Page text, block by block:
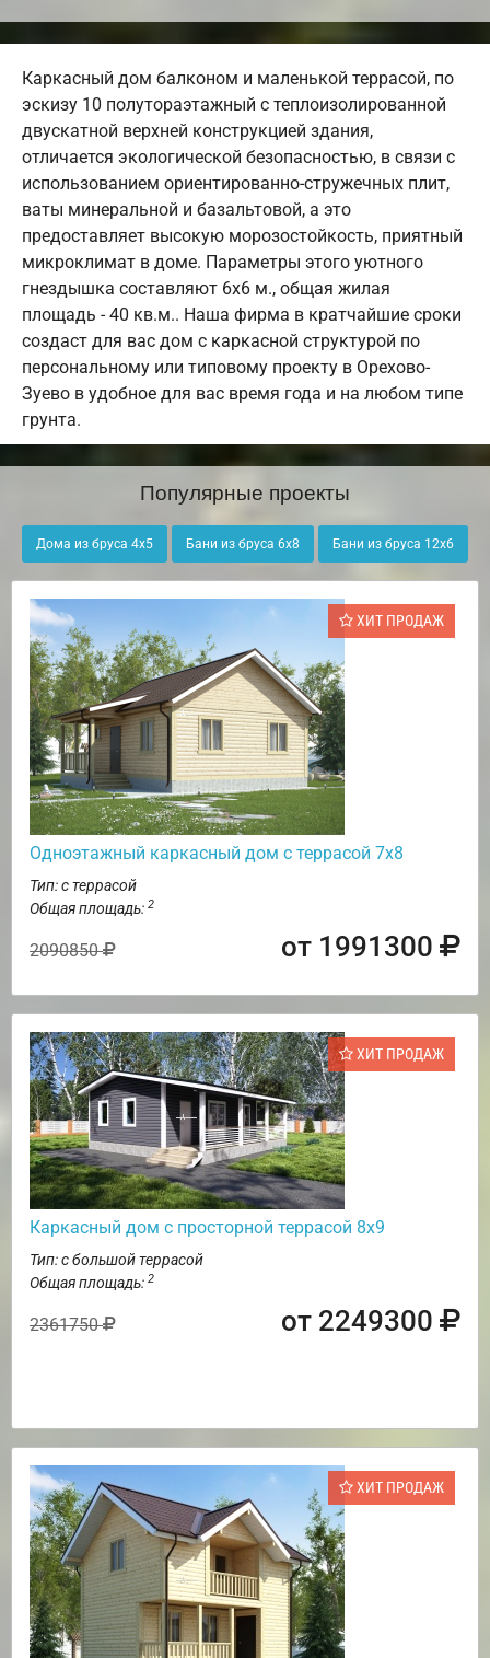
Каркасный дом балконом и маленькой террасой, по
эскизу 10 полутораэтажный с теплоизолированной
двускатной верхней конструкцией здания,
отличается экологической безопасностью, в связи с
использованием ориентированно-стружечных плит,
ваты минеральной и базальтовой, а это
предоставляет высокую морозостойкость, приятный
микроклимат в доме. Параметры этого уютного
гнездышка составляют 6х6 м., общая жилая
площадь - 40 кв.м.. Наша фирма в кратчайшие сроки
создаст для вас дом с каркасной структурой по
персональному или типовому проекту в Орехово-
Зуево в удобное для вас время года и на любом типе
грунта.
Популярные проекты
Дома из бруса 4х5 Бани из бруса 6х8 Бани из бруса 12х6
ХИТ ПРОДАЖ
Одноэтажный каркасный дом с террасой 7х8
Тип: с террасой
Общая площадь: 2
2090850 от 1991300
ХИТ ПРОДАЖ
Каркасный дом с просторной террасой 8х9
Тип: с большой террасой
Общая площадь: 2
2361750 от 2249300
ХИТ ПРОДАЖ